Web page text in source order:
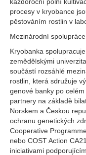
procesy v kryobance
pěstováním rostlin v
Mezinárodní spolupráce
Kryobanka
zemědělskými
součástí rozsáhlé
rostlin, která sdružuje
genové banky po
partnery na základě
Norskem a Českou
ochranu genetických
Cooperative
nebo COST Action
iniciativami